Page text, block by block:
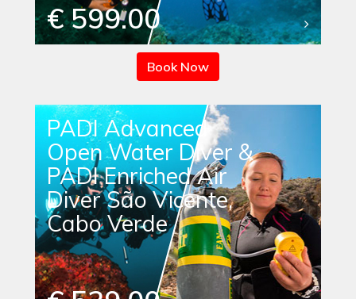
€ 599.00
Book Now
PADI Advanced
Open Water Diver &
PADI Enriched Air
Diver São Vicente,
Cabo Verde